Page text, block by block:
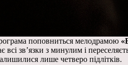
поповниться мелодрамою
всі зв’язки з минулим і
лише четверо підлітків.